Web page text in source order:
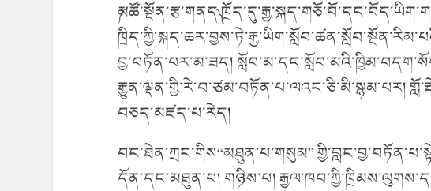
༼མཚོ་སྔོན་རྩ་གནད༽
བྱ་བཏོན་པར་མ་ཟད།
རྒྱུན་ལྡན་གྱི་རེ་བ་ཙམ་བཏོན་པ་ལའང་ཅི་མི་སྙམ་པར།
བཅད་མཛད་པ་རེད།
བང་ཐེན་ཀྲང་གིས“མཐུན་པ་གསུམ”
དོན་དང་མཐུན་པ། གཉིས་པ།